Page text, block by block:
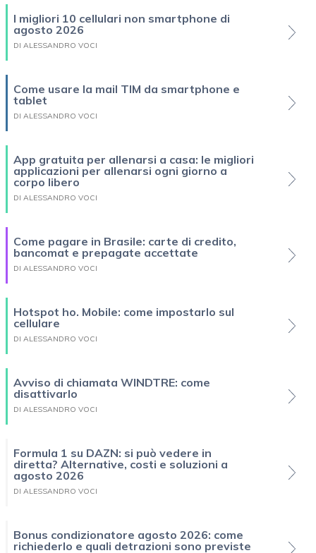
I migliori 10 cellulari non smartphone di
agosto 2026
DI ALESSANDRO VOCI
Come usare la mail TIM da smartphone e
tablet
DI ALESSANDRO VOCI
App gratuita per allenarsi a casa: le migliori
applicazioni per allenarsi ogni giorno a
corpo libero
DI ALESSANDRO VOCI
Come pagare in Brasile: carte di credito,
bancomat e prepagate accettate
DI ALESSANDRO VOCI
Hotspot ho. Mobile: come impostarlo sul
cellulare
DI ALESSANDRO VOCI
Avviso di chiamata WINDTRE: come
disattivarlo
DI ALESSANDRO VOCI
Formula 1 su DAZN: si può vedere in
diretta? Alternative, costi e soluzioni a
agosto 2026
DI ALESSANDRO VOCI
Bonus condizionatore agosto 2026: come
richiederlo e quali detrazioni sono previste